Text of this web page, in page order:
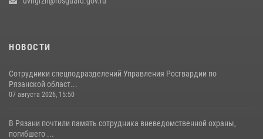
НОВОСТИ
Сотрудники спецподразделений Управления Росгвардии по
Рязанской област...
07 августа 2026, 15:50
В Рязани почтили память сотрудника вневедомственной охраны,
погибшего ...